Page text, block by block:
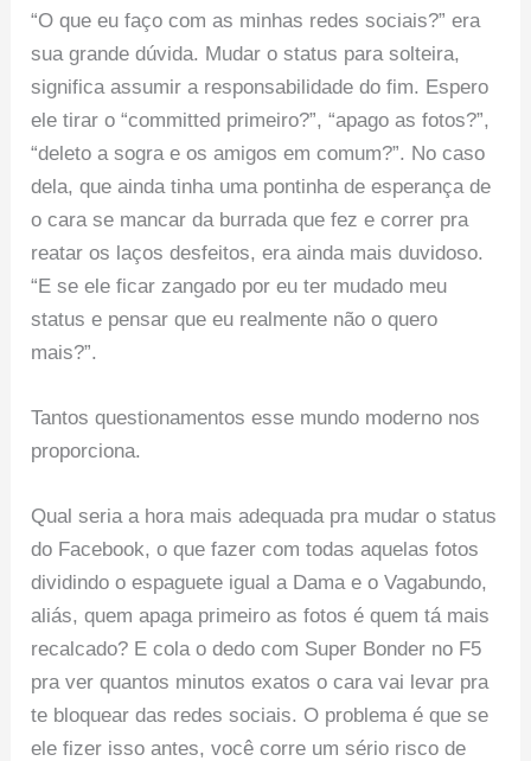
“O que eu faço com as minhas redes sociais?” era
sua grande dúvida. Mudar o status para solteira,
significa assumir a responsabilidade do fim. Espero
ele tirar o “committed primeiro?”, “apago as fotos?”,
“deleto a sogra e os amigos em comum?”. No caso
dela, que ainda tinha uma pontinha de esperança de
o cara se mancar da burrada que fez e correr pra
reatar os laços desfeitos, era ainda mais duvidoso.
“E se ele ficar zangado por eu ter mudado meu
status e pensar que eu realmente não o quero
mais?”.
Tantos questionamentos esse mundo moderno nos
proporciona.
Qual seria a hora mais adequada pra mudar o status
do Facebook, o que fazer com todas aquelas fotos
dividindo o espaguete igual a Dama e o Vagabundo,
aliás, quem apaga primeiro as fotos é quem tá mais
recalcado? E cola o dedo com Super Bonder no F5
pra ver quantos minutos exatos o cara vai levar pra
te bloquear das redes sociais. O problema é que se
ele fizer isso antes, você corre um sério risco de